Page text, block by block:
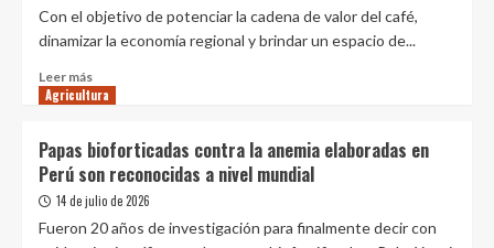
Con el objetivo de potenciar la cadena de valor del café,
dinamizar la economía regional y brindar un espacio de...
Leer más
más
Café
San
Martín-
Moyobamba
Agricultura
Papas bioforticadas contra la anemia elaboradas en
Perú son reconocidas a nivel mundial
14 de julio de 2026
Fueron 20 años de investigación para finalmente decir con